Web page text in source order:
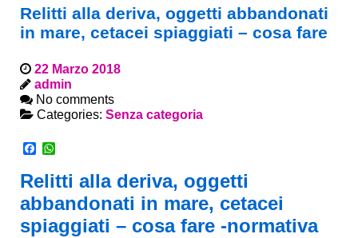
Relitti alla deriva, oggetti abbandonati
in mare, cetacei spiaggiati – cosa fare
22 Marzo 2018
admin
No comments
Categories: Senza categoria
Facebook
Relitti alla deriva, oggetti
abbandonati in mare, cetacei
spiaggiati – cosa fare -normativa